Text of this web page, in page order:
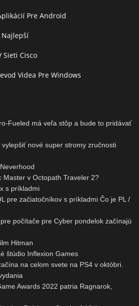
Pre Android
Najlepší
Sieti Cisco
Videa Pre Windows
Fueled má veľa stôp a bude to pridávať
nové super stromy zručnosti
Master v Octopath Traveler 2?
s príkladmi
pre začiatočníkov s príkladmi Čo je PL /
počítače pre Cyber ​​pondelok začínajú
Hitman
štúdio Inflexion Games
na celom svete na PS4 v októbri.
Awards 2022 patria Ragnarok,